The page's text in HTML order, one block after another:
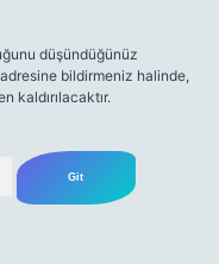
düşündüğünüz
adresine bildirmeniz halinde,
kaldırılacaktır.